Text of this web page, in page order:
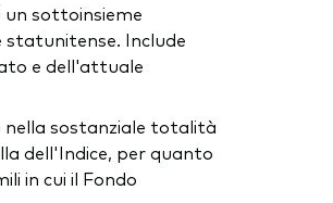
un sottoinsieme
statunitense. Include
e dell'attuale
nella sostanziale totalità
dell'Indice, per quanto
in cui il Fondo